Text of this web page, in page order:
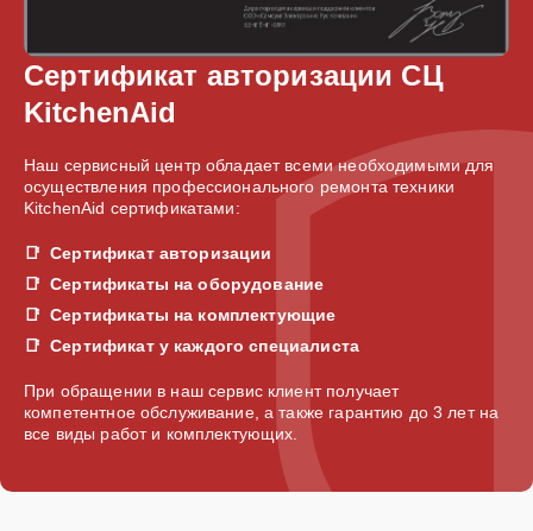
Сертификат авторизации СЦ
KitchenAid
Наш сервисный центр обладает всеми необходимыми для
осуществления профессионального ремонта техники
KitchenAid сертификатами:
Сертификат авторизации
Сертификаты на оборудование
Сертификаты на комплектующие
Сертификат у каждого специалиста
При обращении в наш сервис клиент получает
компетентное обслуживание, а также гарантию до 3 лет на
все виды работ и комплектующих.